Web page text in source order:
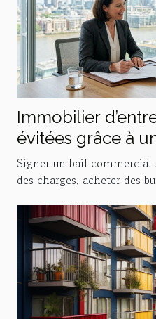
Immobilier
évitées grâce à
personnalisé
Signer un bail commercial
des charges, acheter des